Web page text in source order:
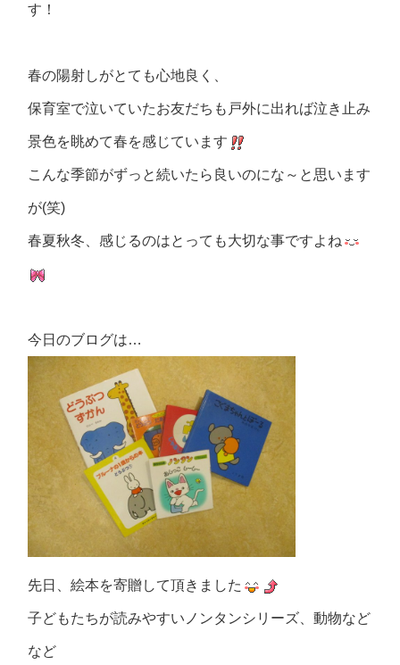
す！
春の陽射しがとても心地良く、
保育室で泣いていたお友だちも戸外に出れば泣き止み
景色を眺めて春を感じています
こんな季節がずっと続いたら良いのにな～と思います
が(笑)
春夏秋冬、感じるのはとっても大切な事ですよね
今日のブログは…
先日、絵本を寄贈して頂きました
子どもたちが読みやすいノンタンシリーズ、動物など
など